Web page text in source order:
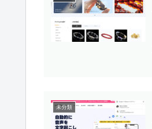
未分類